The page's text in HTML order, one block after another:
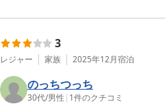
3
レジャー 家族 2025年12月宿泊
のっちつっち
30代/男性 | 1件のクチコミ